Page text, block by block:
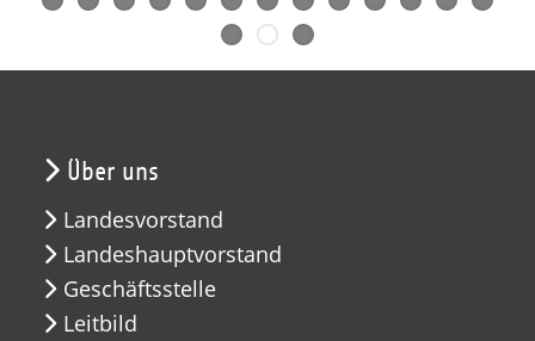
Über uns
Landesvorstand
Landeshauptvorstand
Geschäftsstelle
Leitbild